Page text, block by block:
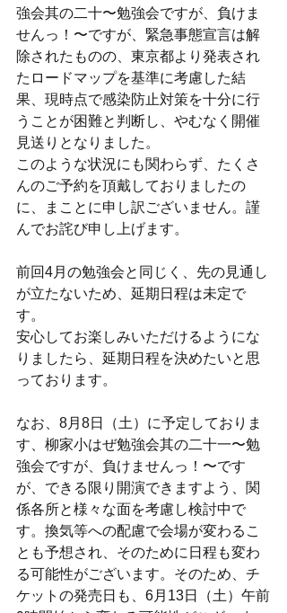
強会其の二十〜勉強会ですが、負けま
せんっ！〜ですが、緊急事態宣言は解
除されたものの、東京都より発表され
たロードマップを基準に考慮した結
果、現時点で感染防止対策を十分に行
うことが困難と判断し、やむなく開催
見送りとなりました。
このような状況にも関わらず、たくさ
んのご予約を頂戴しておりましたの
に、まことに申し訳ございません。謹
んでお詫び申し上げます。
前回4月の勉強会と同じく、先の見通し
が立たないため、延期日程は未定で
す。
安心してお楽しみいただけるようにな
りましたら、延期日程を決めたいと思
っております。
なお、8月8日（土）に予定しておりま
す、柳家小はぜ勉強会其の二十一〜勉
強会ですが、負けませんっ！〜です
が、できる限り開演できますよう、関
係各所と様々な面を考慮し検討中で
す。換気等への配慮で会場が変わるこ
とも予想され、そのために日程も変わ
る可能性がございます。そのため、チ
ケットの発売日も、6月13日（土）午前